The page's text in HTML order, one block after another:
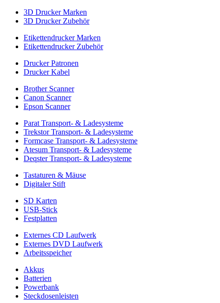
3D Drucker Marken
3D Drucker Zubehör
Etikettendrucker Marken
Etikettendrucker Zubehör
Drucker Patronen
Drucker Kabel
Brother Scanner
Canon Scanner
Epson Scanner
Parat Transport- & Ladesysteme
Trekstor Transport- & Ladesysteme
Formcase Transport- & Ladesysteme
Atesum Transport- & Ladesysteme
Deqster Transport- & Ladesysteme
Tastaturen & Mäuse
Digitaler Stift
SD Karten
USB-Stick
Festplatten
Externes CD Laufwerk
Externes DVD Laufwerk
Arbeitsspeicher
Akkus
Batterien
Powerbank
Steckdosenleisten